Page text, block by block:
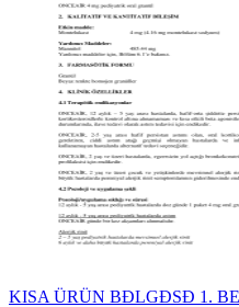
KISA ÜRÜN BĐLGĐSĐ 1.